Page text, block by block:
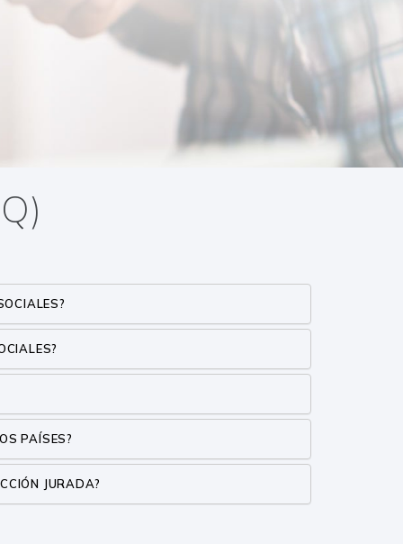
PAÍSES?
JURADA?